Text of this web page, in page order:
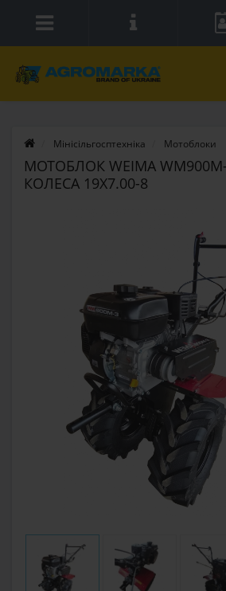
Мінісільгосптехніка Мотоблоки
МОТОБЛОК WEIMA WM900M-
КОЛЕСА 19Х7.00-8